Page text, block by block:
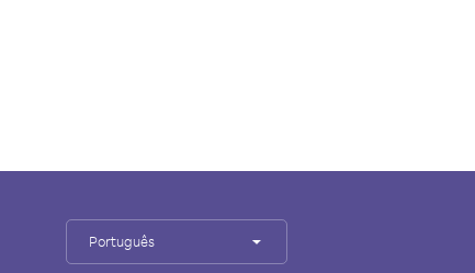
Português